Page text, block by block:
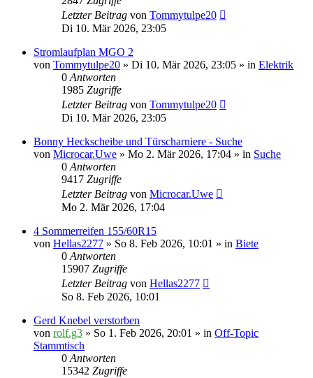
Letzter Beitrag von Tommytulpe20
Di 10. Mär 2026, 23:05
Stromlaufplan MGO 2
von Tommytulpe20 » Di 10. Mär 2026, 23:05 » in Elektrik
0Antworten
1985 Zugriffe
Letzter Beitrag von Tommytulpe20
Di 10. Mär 2026, 23:05
Bonny Heckscheibe und Türscharniere - Suche
von Microcar.Uwe » Mo 2. Mär 2026, 17:04 » in Suche
0Antworten
9417 Zugriffe
Letzter Beitrag von Microcar.Uwe
Mo 2. Mär 2026, 17:04
4 Sommerreifen 155/60R15
von Hellas2277 » So 8. Feb 2026, 10:01 » in Biete
0Antworten
15907 Zugriffe
Letzter Beitrag von Hellas2277
So 8. Feb 2026, 10:01
Gerd Knebel verstorben
von rolf.g3 » So 1. Feb 2026, 20:01 » in Off-Topic
Stammtisch
0Antworten
15342 Zugriffe